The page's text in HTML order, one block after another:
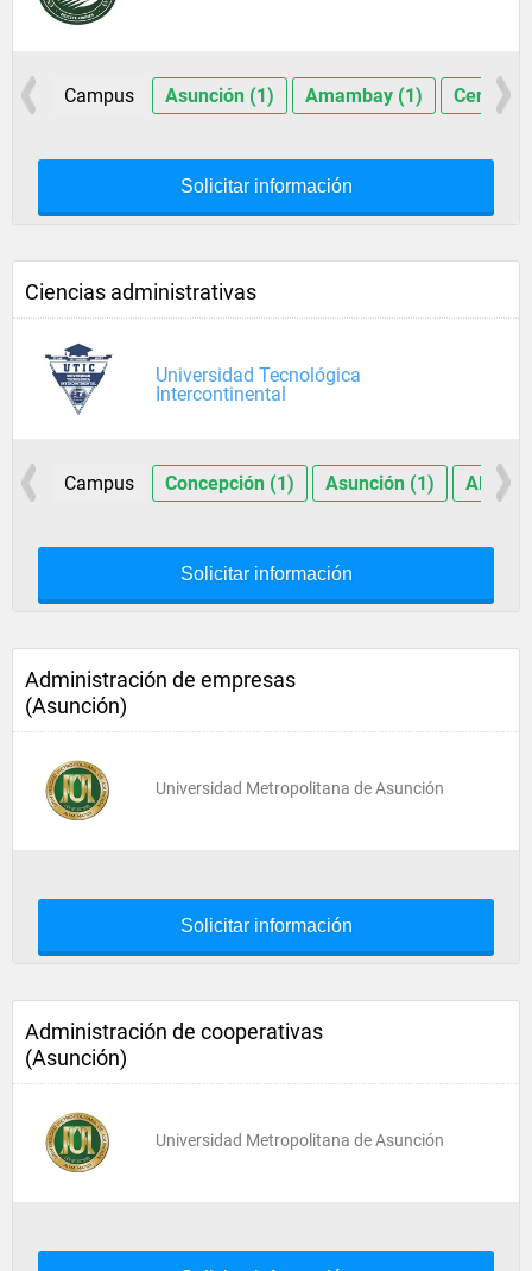
Campus Asunción (1) Amambay (1) Central
Solicitar información
Ciencias administrativas
Universidad Tecnológica
Intercontinental
Campus Concepción (1) Asunción (1) Alto
Solicitar información
Administración de empresas
(Asunción)
Universidad Metropolitana de Asunción
Solicitar información
Administración de cooperativas
(Asunción)
Universidad Metropolitana de Asunción